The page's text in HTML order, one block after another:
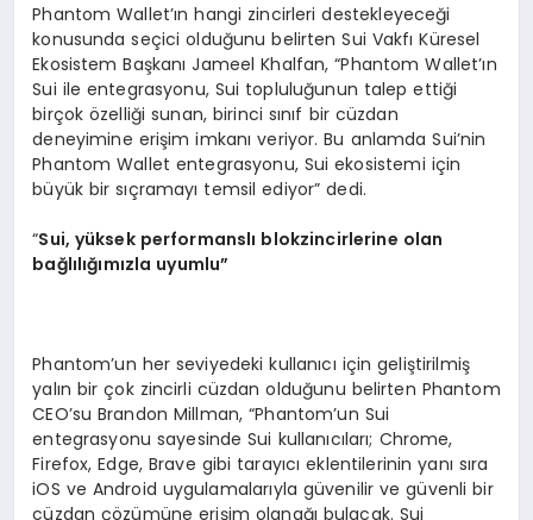
Phantom Wallet’ın hangi zincirleri destekleyeceği
konusunda seçici olduğunu belirten Sui Vakfı Küresel
Ekosistem Başkanı Jameel Khalfan, “Phantom Wallet’ın
Sui ile entegrasyonu, Sui topluluğunun talep ettiği
birçok özelliği sunan, birinci sınıf bir cüzdan
deneyimine erişim imkanı veriyor. Bu anlamda Sui’nin
Phantom Wallet entegrasyonu, Sui ekosistemi için
büyük bir sıçramayı temsil ediyor” dedi.
“Sui, yüksek performanslı blokzincirlerine olan
bağlılığımızla uyumlu”
Phantom’un her seviyedeki kullanıcı için geliştirilmiş
yalın bir çok zincirli cüzdan olduğunu belirten Phantom
CEO’su Brandon Millman, “Phantom’un Sui
entegrasyonu sayesinde Sui kullanıcıları; Chrome,
Firefox, Edge, Brave gibi tarayıcı eklentilerinin yanı sıra
iOS ve Android uygulamalarıyla güvenilir ve güvenli bir
cüzdan çözümüne erişim olanağı bulacak. Sui